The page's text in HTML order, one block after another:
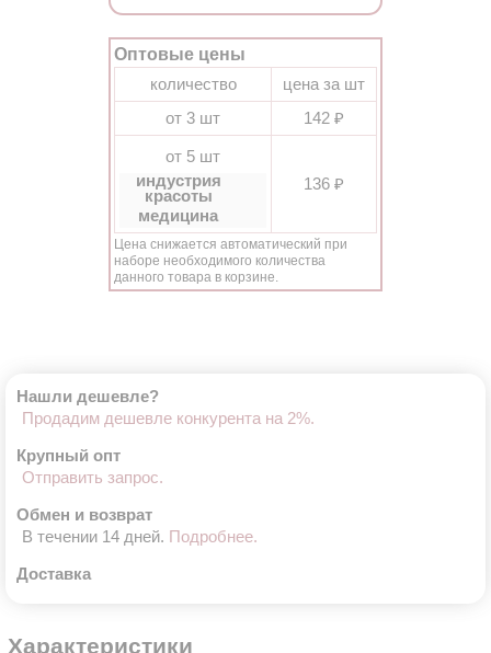
Оптовые цены
количество
цена за шт
от 3 шт
142 ₽
от 5 шт
индустрия
красоты
медицина
136 ₽
Цена снижается автоматический при
наборе необходимого количества
данного товара в корзине.
Нашли дешевле?
Продадим дешевле конкурента на 2%.
Крупный опт
Отправить запрос.
Обмен и возврат
В течении 14 дней. Подробнее.
Доставка
Характеристики